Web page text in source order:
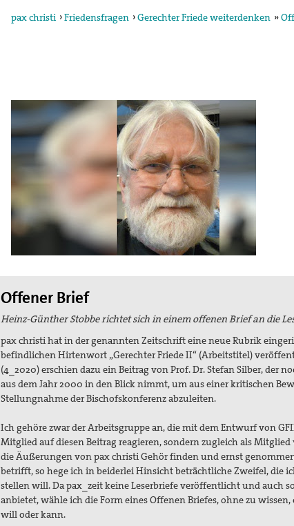
pax christi ›Friedensfragen ›Gerechter Friede weiterdenken »
Offener Brief
Heinz-Günther Stobbe richtet sich in einem offenen Brief an die
pax christi hat in der genannten Zeitschrift eine neue Rubrik
befindlichen Hirtenwort „Gerechter Friede II“ (Arbeitstitel)
(4_2020) erschien dazu ein Beitrag von Prof. Dr. Stefan Silber, der
aus dem Jahr 2000 in den Blick nimmt, um aus einer kritischen
Stellungnahme der Bischofskonferenz abzuleiten.
Ich gehöre zwar der Arbeitsgruppe an, die mit dem Entwurf von
Mitglied auf diesen Beitrag reagieren, sondern zugleich als
die Äußerungen von pax christi Gehör finden und ernst
betrifft, so hege ich in beiderlei Hinsicht beträchtliche Zweifel, die
stellen will. Da pax_zeitkeine Leserbriefe veröffentlicht und auch
anbietet, wähle ich die Form eines Offenen Briefes, ohne zu
will oder kann.